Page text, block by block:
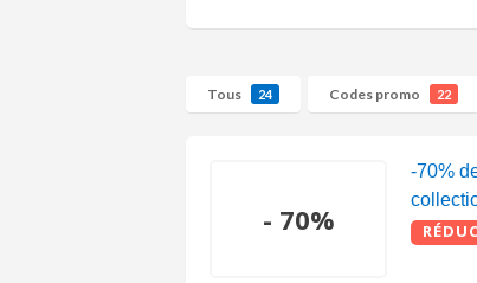
Tous 24 Codes promo 22
- 70%
-70%